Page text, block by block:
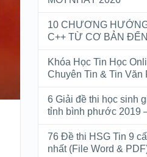
10 CHƯƠNG
C++ TỪ CƠ BẢN
Khóa Học Tin Học
Chuyên Tin & Tin Văn
6 Giải đề thi học sinh
tỉnh bình phước 2019
76 Đề thi HSG Tin 9
nhất (File Word &